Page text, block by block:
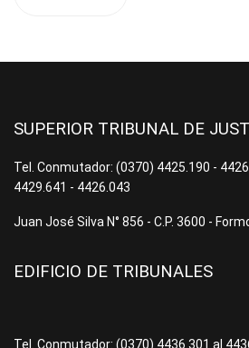
SUPERIOR TRIBUNAL DE
Tel. Conmutador: (0370) 4425.190 -
4429.641 - 4426.043
Juan José Silva N° 856 - C.P. 3600 -
EDIFICIO DE TRIBUNALES
Tel. Conmutador: (0370) 4436.301 al